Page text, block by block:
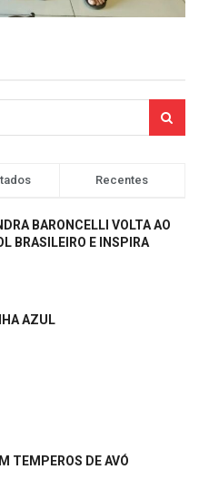
Recentes
BARONCELLI VOLTA AO
BRASILEIRO E INSPIRA
AZUL
TEMPEROS DE AVÓ